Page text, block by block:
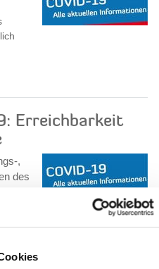
Erreichbarkeit
,
des